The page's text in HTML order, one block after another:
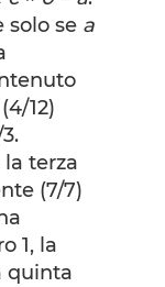
solo se a
12)
terza
(7/7)
1, la
quinta